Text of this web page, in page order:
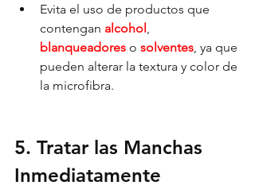
Evita el uso de productos que
contengan alcohol
blanqueadores o solventes , ya que
pueden alterar la textura y color de
la microfibra.
5. Tratar las Manchas
Inmediatamente